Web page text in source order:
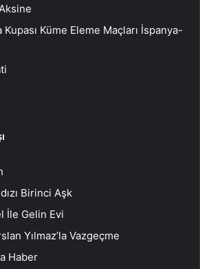
Küme Eleme Maçları İspanya-
Birinci Aşk
İle Gelin Evi
Yılmaz’la Vazgeçme
Haber